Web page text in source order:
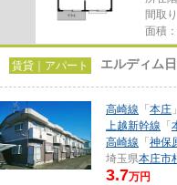
間取
面積
賃貸｜アパート エルディム
高崎線 「 本庄
上越新幹線 「
高崎線 「 神保
埼玉県本庄市
3.7万円